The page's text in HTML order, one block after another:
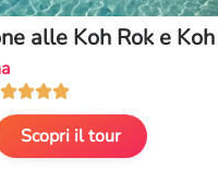
alle Koh Rok e Koh

Scopri il tour